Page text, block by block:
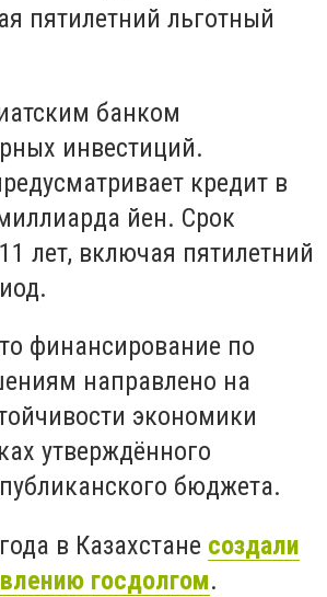
пятилетний льготный
банком
инвестиций.
кредит в
йен. Срок
лет, включая пятилетний
финансирование по
направлено на
экономики
утверждённого
бюджета.
в Казахстане создали
госдолгом.